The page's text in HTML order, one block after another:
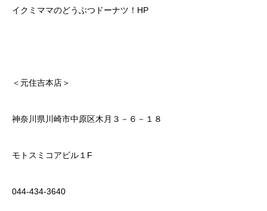
イクミママのどうぶつドーナツ！HP
＜元住吉本店＞
神奈川県川崎市中原区木月３－６－１８
モトスミコアビル１F
044-434-3640